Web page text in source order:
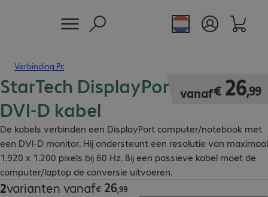
Verbinding Pc
StarTech DisplayPort - passieve
DVI-D kabel
De kabels verbinden een DisplayPort computer/notebook met
een DVI-D monitor. Hij ondersteunt een resolutie van maximaal
1.920 x 1.200 pixels bij 60 Hz. Bij een passieve kabel moet de
computer/laptop de conversie uitvoeren.
vanaf€ 26,99
€ 26,99
2varianten vanaf€ 26,99
€ 26,99